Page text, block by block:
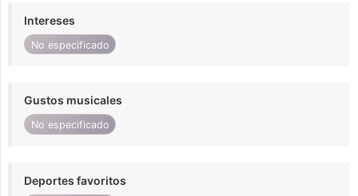
Intereses
No especificado
Gustos musicales
No especificado
Deportes favoritos